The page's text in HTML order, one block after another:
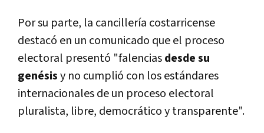
Por su parte, la cancillerí­a costarricense
destacó en un comunicado que el proceso
electoral presentó "falenciasdesde su
genésisy no cumplió con los estándares
internacionales de un proceso electoral
pluralista, libre, democrático y transparente".